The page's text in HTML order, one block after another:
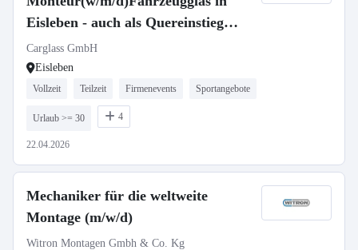
Eisleben - auch als Quereinstieg
-3007
Carglass GmbH
Eisleben
Vollzeit Teilzeit Firmenevents Sportangebote
Urlaub >= 30 4
22.04.2026
Mechaniker für die weltweite
Montage (m/w/d)
Witron Montagen Gmbh & Co. Kg